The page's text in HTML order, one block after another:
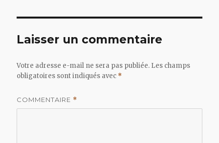
Laisser un commentaire
Votre adresse e-mail ne sera pas publiée. Les champs
obligatoires sont indiqués avec *
COMMENTAIRE *